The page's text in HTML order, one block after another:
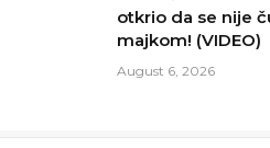
otkrio da se nije
majkom! (VIDEO)
August 6, 2026